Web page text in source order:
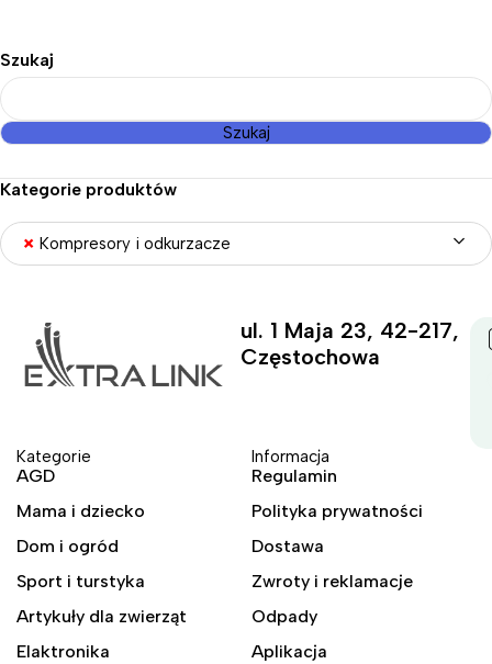
Szukaj
Szukaj
Kategorie produktów
× Kompresory i odkurzacze
ul. 1 Maja 23, 42-217,
Częstochowa
Kategorie
AGD
Mama i dziecko
Dom i ogród
Sport i turstyka
Artykuły dla zwierząt
Elaktronika
Informacja
Regulamin
Polityka prywatności
Dostawa
Zwroty i reklamacje
Odpady
Aplikacja